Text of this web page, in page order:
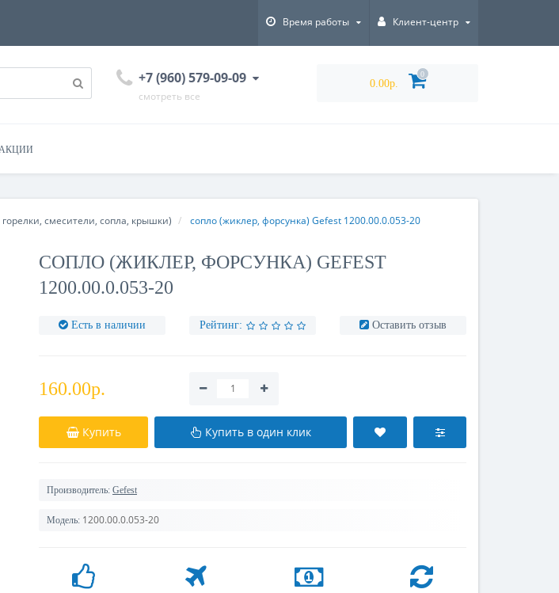
Время работы Клиент-центр
+7 (960) 579-09-09
смотреть все
0.00р.
0
смесители, сопла, крышки) сопло (жиклер, форсунка) Gefest 1200.00.0.053-20
СОПЛО (ЖИКЛЕР, ФОРСУНКА) GEFEST
1200.00.0.053-20
Есть в наличии Рейтинг: Оставить отзыв
160.00р.
Купить Купить в один клик
Производитель: Gefest
Модель: 1200.00.0.053-20